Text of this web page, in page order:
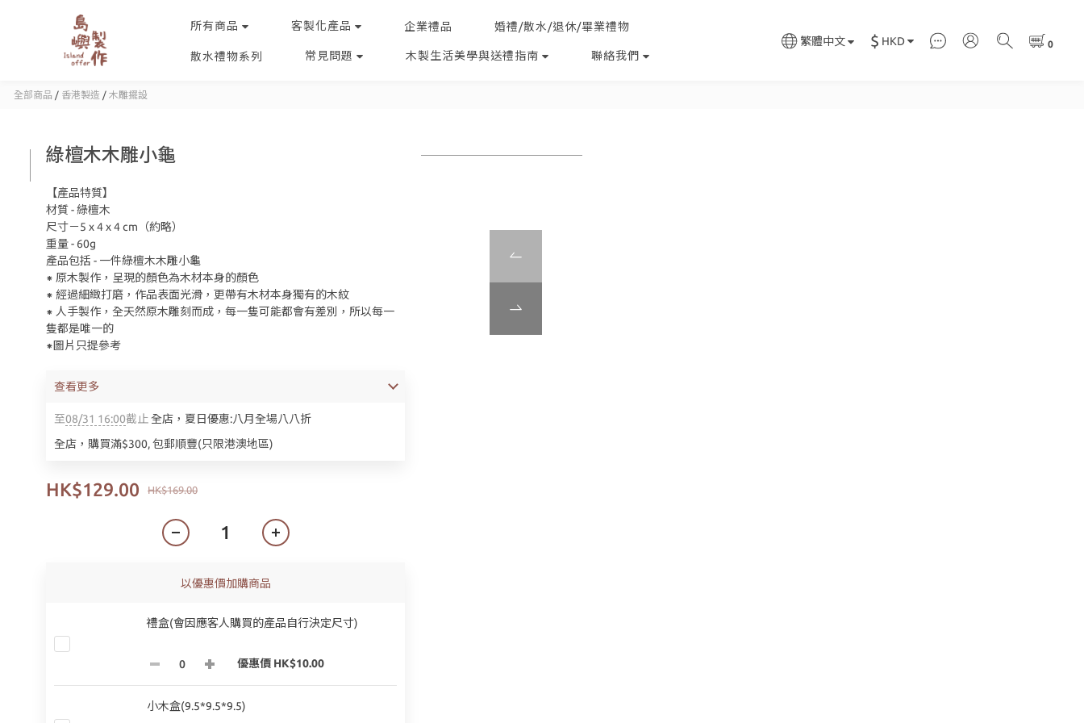
所有商品 客製化產品 企業禮品 婚禮/散水/退休/畢業禮物
散水禮物系列 常見問題 木製生活美學與送禮指南 聯絡我們
繁體中文 $ HKD
全部商品 / 香港製造 / 木雕擺設
綠檀木木雕小龜
【產品特質】
材質 - 綠檀木
尺寸－5 x 4 x 4 cm（約略）
重量 - 60g
產品包括 - 一件綠檀木木雕小龜
⁕ 原木製作，呈現的顏色為木材本身的顏色
⁕ 經過細緻打磨，作品表面光滑，更帶有木材本身獨有的木紋
⁕ 人手製作，全天然原木雕刻而成，每一隻可能都會有差別，所以每一
隻都是唯一的
⁕圖片只提參考
至08/31 16:00截止全店，夏日優惠:八月全場八八折
全店，購買滿$300, 包郵順豐(只限港澳地區)
查看更多
HK$169.00
HK$129.00
以優惠價加購商品
禮盒(會因應客人購買的產品自行決定尺寸)
優惠價 HK$10.00
小木盒(9.5*9.5*9.5)